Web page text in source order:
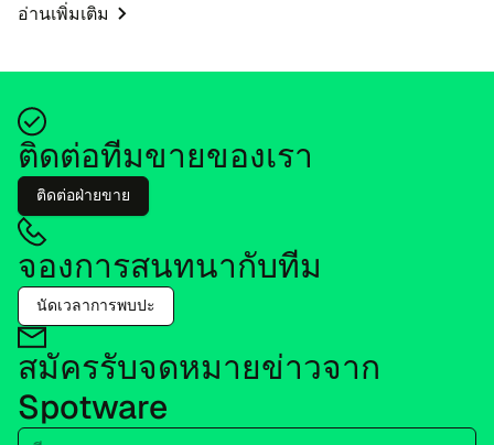
กอบ​การ​ด้าน​ฟิน​เทค โบรก​เกอร์ และผู้​ให้​ความ​รู้​ด้าน​การ​เทรด
อ่าน​เพิ่ม​เติม
ติด​ต่อ​ที​ม​ขายของ​เรา
ติด​ต่อฝ่าย​ขาย
จอง​การ​สนท​นา​กับ​ทีม
นัด​เว​ลา​การพบ​ปะ
สมัครรับ​จด​หมายข่าว​จาก
Spotware
อี​เมล